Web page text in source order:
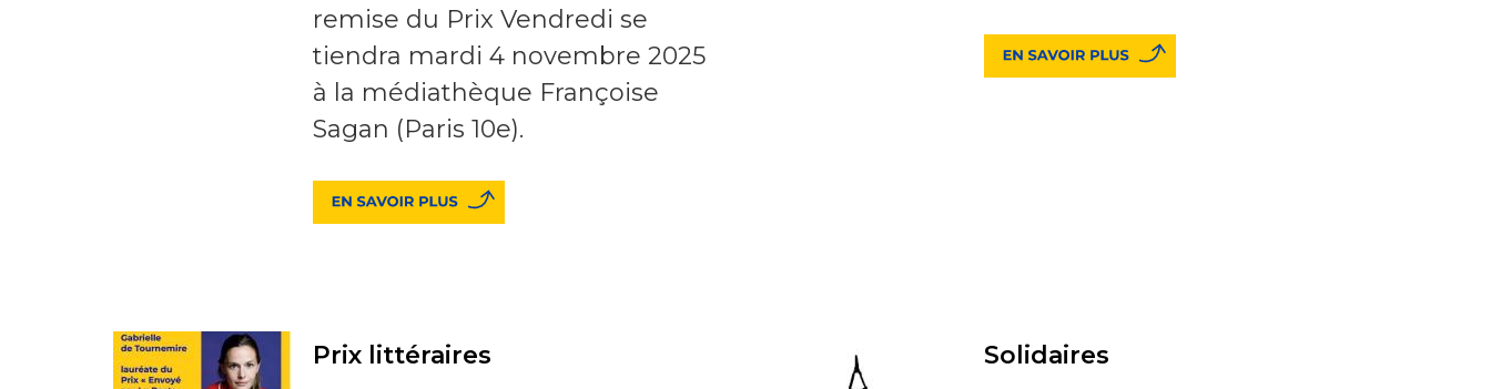
remise du Prix Vendredi se
tiendra mardi 4 novembre 2025
à la médiathèque Françoise
Sagan (Paris 10e).
Prix littéraires Solidaires